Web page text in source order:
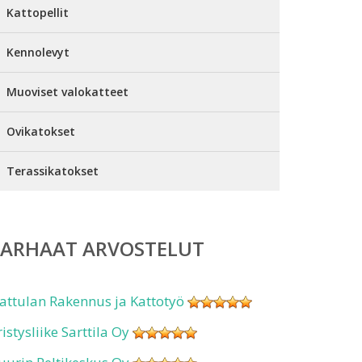
Kattopellit
Kennolevyt
Muoviset valokatteet
Ovikatokset
Terassikatokset
ARVOSTELUT
Rakennus ja Kattotyö
Sarttila Oy